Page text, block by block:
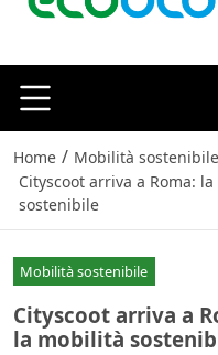
Home / Mobilità sostenibile
Cityscoot arriva a Roma:
sostenibile
Mobilità sostenibile
Cityscoot arriva a
la mobilità